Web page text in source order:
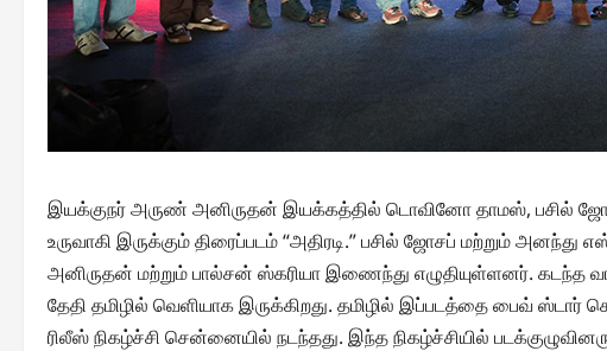
இயக்குநர் அருண் அனிருதன் இயக்கத்தில் டொவினோ தாமஸ், பசில் ஜோசப்,
உருவாகி இருக்கும் திரைப்படம் “அதிரடி.” பசில் ஜோசப் மற்றும்
அனிருதன் மற்றும் பால்சன் ஸ்கரியா இணைந்து எழுதியுள்ளனர்.
தேதி தமிழில் வெளியாக இருக்கிறது. தமிழில் இப்படத்தை பைவ் ஸ்டார்
ரிலீஸ் நிகழ்ச்சி சென்னையில் நடந்தது. இந்த நிகழ்ச்சியில்